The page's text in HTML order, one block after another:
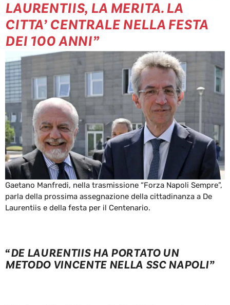
LAURENTIIS, LA MERITA. LA
CITTA’ CENTRALE NELLA FESTA
DEI 100 ANNI”
Gaetano Manfredi, nella trasmissione “Forza Napoli Sempre”,
parla della prossima assegnazione della cittadinanza a De
Laurentiis e della festa per il Centenario.
“DE LAURENTIIS HA PORTATO UN
METODO VINCENTE NELLA SSC NAPOLI”